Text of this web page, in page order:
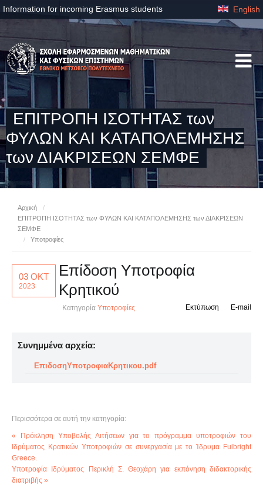
Information for incoming Erasmus students English
ΕΠΙΤΡΟΠΗ ΙΣΟΤΗΤΑΣ των
ΦΥΛΩΝ ΚΑΙ ΚΑΤΑΠΟΛΕΜΗΣΗΣ
των ΔΙΑΚΡΙΣΕΩΝ ΣΕΜΦΕ
Αρχική
/
ΕΠΙΤΡΟΠΗ ΙΣΟΤΗΤΑΣ των ΦΥΛΩΝ ΚΑΙ ΚΑΤΑΠΟΛΕΜΗΣΗΣ των ΔΙΑΚΡΙΣΕΩΝ
ΣΕΜΦΕ
/
Υποτροφίες
03 ΟΚΤ
2023
Επίδοση Υποτροφία
Κρητικού
Κατηγορία Υποτροφίες E-mail
Εκτύπωση
Συνημμένα αρχεία:
ΕπιδοσηΥποτροφιαΚρητικου.pdf
Περισσότερα σε αυτή την κατηγορία:
« Πρόκληση Υποβολής Αιτήσεων για το πρόγραμμα υποτροφιών του
Ιδρύματος Κρατικών Υποτροφιών σε συνεργασία με το Ίδρυμα Fulbright
Greece.
Υποτροφία Ιδρύματος Περικλή Σ. Θεοχάρη για εκπόνηση διδακτορικής
διατριβής »